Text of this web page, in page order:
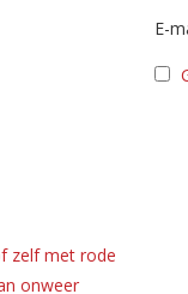
E-